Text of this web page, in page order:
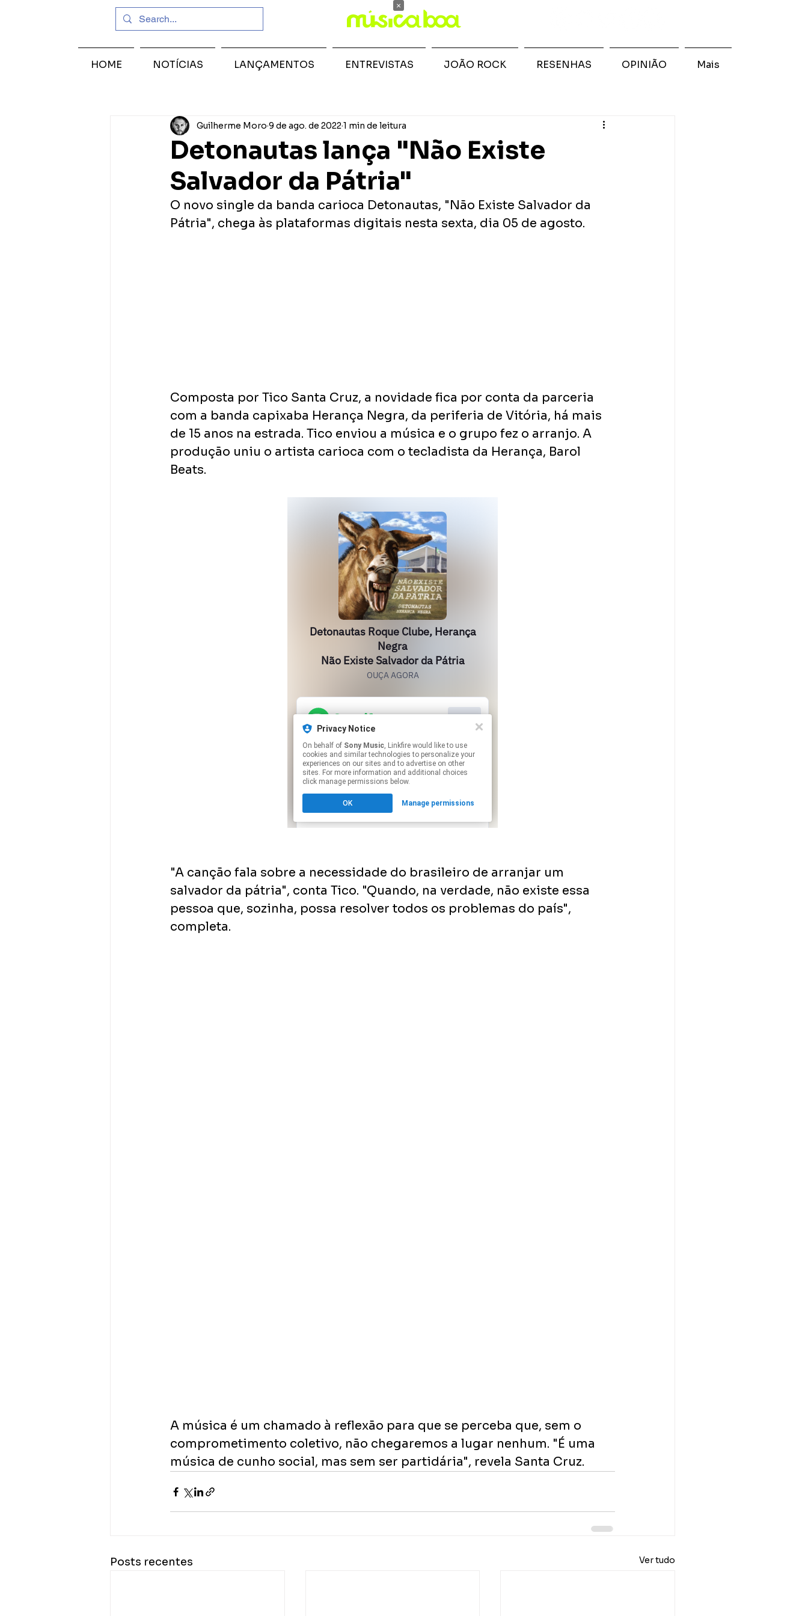
Detonautas lança "Não Existe
Salvador da Pátria"
Guilherme Moro 9 de ago. de 2022 1 min de leitura
O novo single da banda carioca Detonautas, "Não Existe Salvador da
Pátria", chega às plataformas digitais nesta sexta, dia 05 de agosto.
Composta por Tico Santa Cruz, a novidade fica por conta da parceria
com a banda capixaba Herança Negra, da periferia de Vitória, há mais
de 15 anos na estrada. Tico enviou a música e o grupo fez o arranjo. A
produção uniu o artista carioca com o tecladista da Herança, Barol
Beats.
"A canção fala sobre a necessidade do brasileiro de arranjar um
salvador da pátria", conta Tico. "Quando, na verdade, não existe essa
pessoa que, sozinha, possa resolver todos os problemas do país",
completa.
A música é um chamado à reflexão para que se perceba que, sem o
comprometimento coletivo, não chegaremos a lugar nenhum. "É uma
música de cunho social, mas sem ser partidária", revela Santa Cruz.
Posts recentes Ver tudo
HOME NOTÍCIAS LANÇAMENTOS ENTREVISTAS JOÃO ROCK RESENHAS OPINIÃO Mais
×